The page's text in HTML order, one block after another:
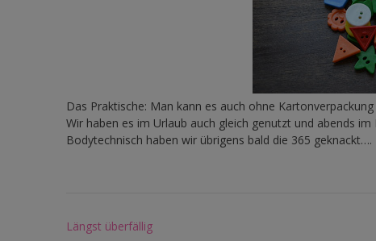
Das Praktische: Man kann es auch ohne
Wir haben es im Urlaub auch gleich genutzt und abends im
Bodytechnisch haben wir übrigens bald die 365 geknackt….
Post
Längst überfällig